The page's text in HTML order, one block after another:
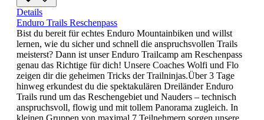
Details
Enduro Trails Reschenpass
Bist du bereit für echtes Enduro Mountainbiken und willst
lernen, wie du sicher und schnell die anspruchsvollen Trails
meisterst? Dann ist unser Enduro Trailcamp am Reschenpass
genau das Richtige für dich! Unsere Coaches Wolfi und Flo
zeigen dir die geheimen Tricks der Trailninjas.Über 3 Tage
hinweg erkundest du die spektakulären Dreiländer Enduro
Trails rund um das Reschengebiet und Nauders – technisch
anspruchsvoll, flowig und mit tollem Panorama zugleich. In
kleinen Gruppen von maximal 7 Teilnehmern sorgen unsere